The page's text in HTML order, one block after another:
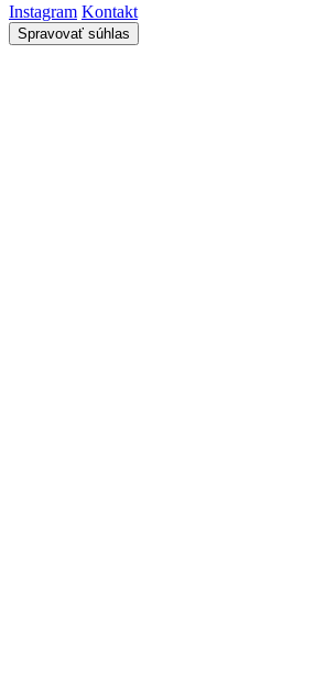
Instagram Kontakt
Spravovať súhlas